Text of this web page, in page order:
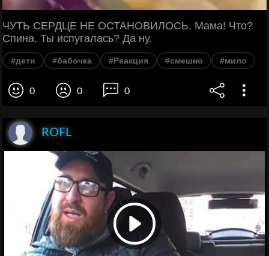
ЧУТЬ СЕРДЦЕ НЕ ОСТАНОВИЛОСЬ. Мама! Что?
Спина. Ты испугалась? Да ну.
#дети #бабочка #Реакция #смешно #мило
0 0 0
ROFL